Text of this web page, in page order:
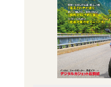
スズキ Vストローム